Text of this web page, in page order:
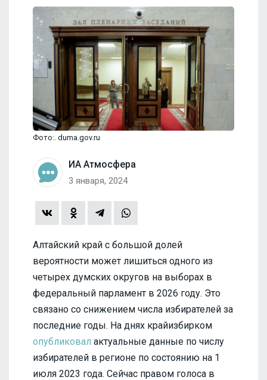
Фото:. duma.gov.ru
ИА Атмосфера
3 января, 2024
Алтайский край с большой долей
вероятности может лишиться одного из
четырех думских округов на выборах в
федеральный парламент в 2026 году. Это
связано со снижением числа избирателей за
последние годы. На днях крайизбирком
опубликовал актуальные данные по числу
избирателей в регионе по состоянию на 1
июля 2023 года. Сейчас правом голоса в